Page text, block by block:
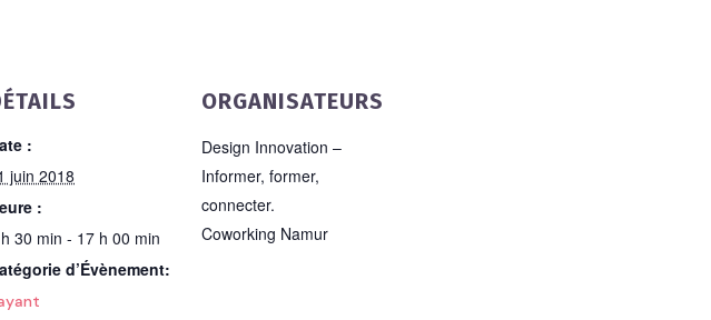
:
juin 2018
:
30 min - 17 h 00 min
d’Évènement:
ORGANISATEURS
Design Innovation –
Informer, former,
connecter.
Coworking Namur